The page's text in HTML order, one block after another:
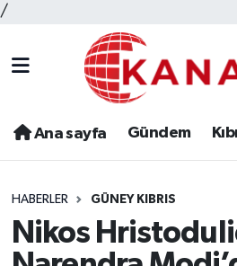
/
Ana sayfa Gündem
HABERLER GÜNEY KIBRIS
Nikos